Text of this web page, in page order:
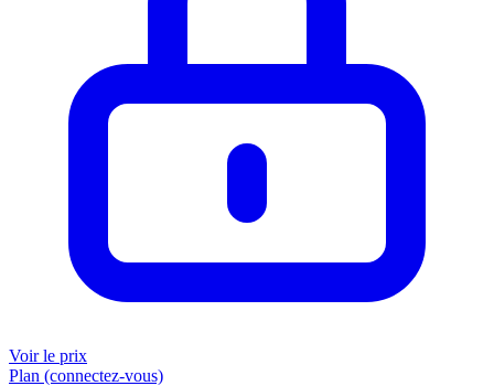
Voir le prix
Plan (connectez-vous)